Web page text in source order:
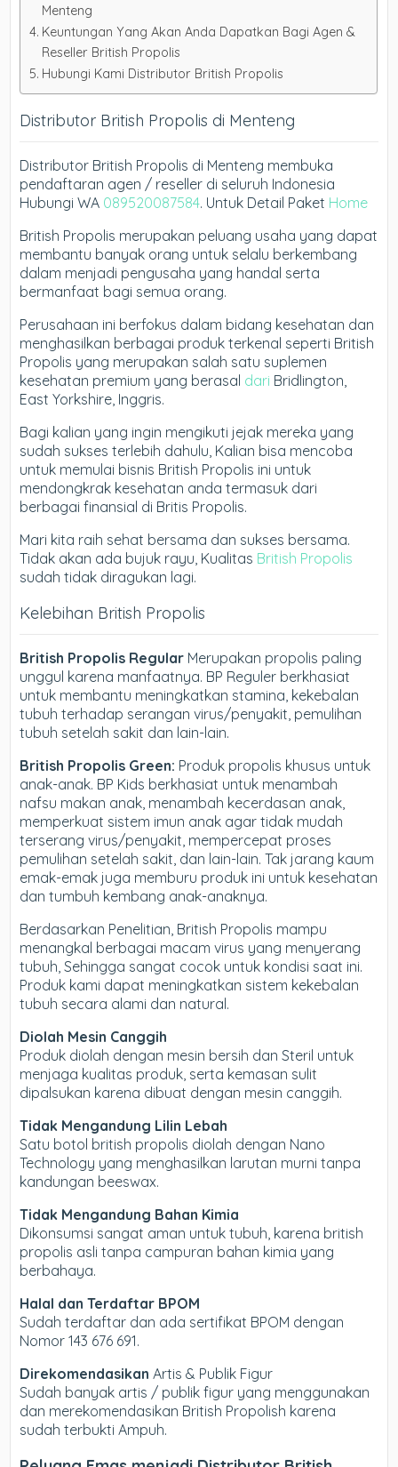
Menteng
Keuntungan Yang Akan Anda Dapatkan Bagi Agen &
Reseller British Propolis
Hubungi Kami Distributor British Propolis
Distributor British Propolis di Menteng
Distributor British Propolis di Menteng membuka
pendaftaran agen / reseller di seluruh Indonesia
Hubungi WA 089520087584. Untuk Detail Paket Home
British Propolis merupakan peluang usaha yang dapat
membantu banyak orang untuk selalu berkembang
dalam menjadi pengusaha yang handal serta
bermanfaat bagi semua orang.
Perusahaan ini berfokus dalam bidang kesehatan dan
menghasilkan berbagai produk terkenal seperti British
Propolis yang merupakan salah satu suplemen
kesehatan premium yang berasal dari Bridlington,
East Yorkshire, Inggris.
Bagi kalian yang ingin mengikuti jejak mereka yang
sudah sukses terlebih dahulu, Kalian bisa mencoba
untuk memulai bisnis British Propolis ini untuk
mendongkrak kesehatan anda termasuk dari
berbagai finansial di Britis Propolis.
Mari kita raih sehat bersama dan sukses bersama.
Tidak akan ada bujuk rayu, Kualitas British Propolis
sudah tidak diragukan lagi.
Kelebihan British Propolis
British Propolis Regular Merupakan propolis paling
unggul karena manfaatnya. BP Reguler berkhasiat
untuk membantu meningkatkan stamina, kekebalan
tubuh terhadap serangan virus/penyakit, pemulihan
tubuh setelah sakit dan lain-lain.
British Propolis Green: Produk propolis khusus untuk
anak-anak. BP Kids berkhasiat untuk menambah
nafsu makan anak, menambah kecerdasan anak,
memperkuat sistem imun anak agar tidak mudah
terserang virus/penyakit, mempercepat proses
pemulihan setelah sakit, dan lain-lain. Tak jarang kaum
emak-emak juga memburu produk ini untuk kesehatan
dan tumbuh kembang anak-anaknya.
Berdasarkan Penelitian, British Propolis mampu
menangkal berbagai macam virus yang menyerang
tubuh, Sehingga sangat cocok untuk kondisi saat ini.
Produk kami dapat meningkatkan sistem kekebalan
tubuh secara alami dan natural.
Diolah Mesin Canggih
Produk diolah dengan mesin bersih dan Steril untuk
menjaga kualitas produk, serta kemasan sulit
dipalsukan karena dibuat dengan mesin canggih.
Tidak Mengandung Lilin Lebah
Satu botol british propolis diolah dengan Nano
Technology yang menghasilkan larutan murni tanpa
kandungan beeswax.
Tidak Mengandung Bahan Kimia
Dikonsumsi sangat aman untuk tubuh, karena british
propolis asli tanpa campuran bahan kimia yang
berbahaya.
Halal dan Terdaftar BPOM
Sudah terdaftar dan ada sertifikat BPOM dengan
Nomor 143 676 691.
Direkomendasikan Artis & Publik Figur
Sudah banyak artis / publik figur yang menggunakan
dan merekomendasikan British Propolish karena
sudah terbukti Ampuh.